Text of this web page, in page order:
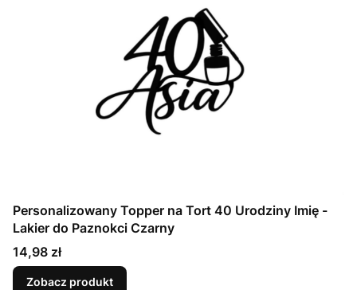
Personalizowany Topper na Tort 40 Urodziny Imię -
Lakier do Paznokci Czarny
Cena
14,98 zł
Zobacz produkt